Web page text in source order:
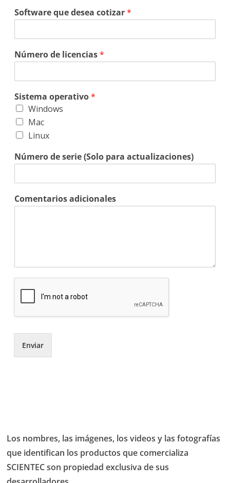
Software que desea cotizar*
Número de licencias*
Sistema operativo*
Windows
Mac
Linux
Número de serie (Solo para actualizaciones)
Comentarios adicionales
Enviar
Los nombres, las imágenes, los videos y las fotografías
que identifican los productos que comercializa
SCIENTEC son propiedad exclusiva de sus